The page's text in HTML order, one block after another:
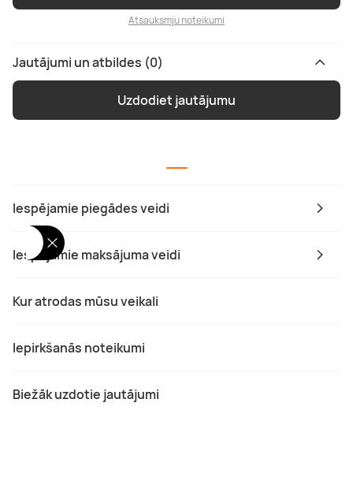
Iespējamie piegādes veidi
Iespējamie maksājuma veidi
Kur atrodas mūsu veikali
Iepirkšanās noteikumi
Biežāk uzdotie jautājumi
Atsauksmju noteikumi
Jautājumi un atbildes (0)
Uzdodiet jautājumu